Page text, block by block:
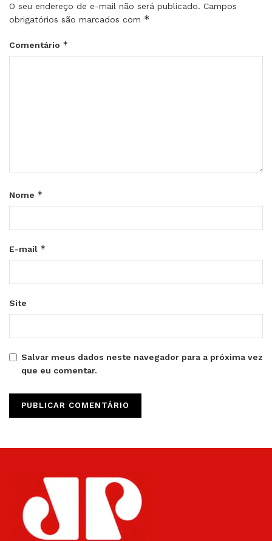
O seu endereço de e-mail não será publicado. Campos
obrigatórios são marcados com *
Comentário *
Nome *
E-mail *
Site
Salvar meus dados neste navegador para a próxima vez
que eu comentar.